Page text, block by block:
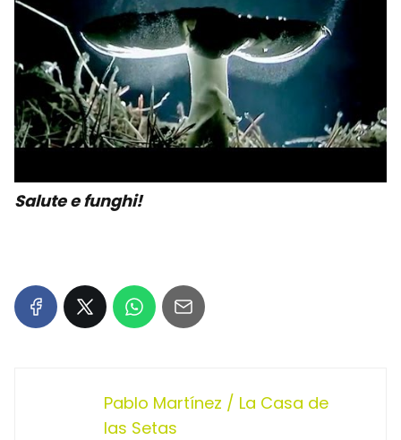
Salute e funghi!
Pablo Martínez / La Casa de
las Setas